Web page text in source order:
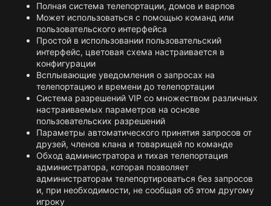
Полная система телепортации, домов и варпов
Может использоваться с помощью команд или
пользовательского интерфейса
Простой в использовании пользовательский
интерфейс, цветовая схема настраивается в
конфигурации
Всплывающие уведомления о запросах на
телепортацию и времени до телепортации
Система разрешений VIP со множеством различных
настраиваемых параметров на основе
пользовательских разрешений
Параметры автоматического принятия запросов от
друзей, членов клана и товарищей по команде
Обход администратора и тихая телепортация
администратора, которая позволяет
администраторам телепортироваться без запросов
и, при необходимости, не сообщая об этом другому
игроку